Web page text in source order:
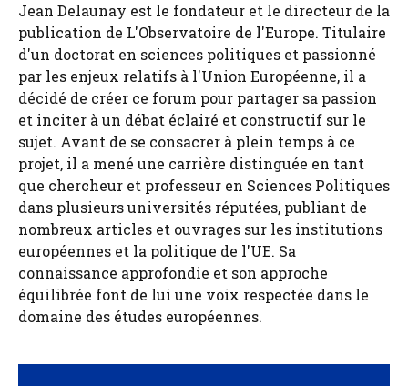
Jean Delaunay est le fondateur et le directeur de la
publication de L'Observatoire de l'Europe. Titulaire
d'un doctorat en sciences politiques et passionné
par les enjeux relatifs à l'Union Européenne, il a
décidé de créer ce forum pour partager sa passion
et inciter à un débat éclairé et constructif sur le
sujet. Avant de se consacrer à plein temps à ce
projet, il a mené une carrière distinguée en tant
que chercheur et professeur en Sciences Politiques
dans plusieurs universités réputées, publiant de
nombreux articles et ouvrages sur les institutions
européennes et la politique de l'UE. Sa
connaissance approfondie et son approche
équilibrée font de lui une voix respectée dans le
domaine des études européennes.